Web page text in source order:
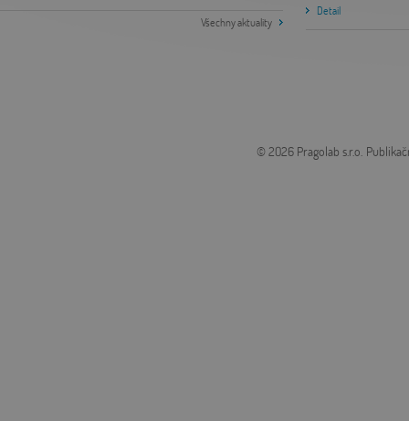
Všechny aktuality
Detail
© 2026 Pragolab s.r.o.